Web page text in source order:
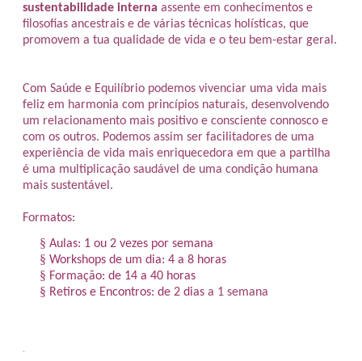
sustentabilidade interna assente em conhecimentos e
filosofias ancestrais e de várias técnicas holísticas, que
promovem a tua qualidade de vida e o teu bem-estar geral.
Com Saúde e Equilíbrio podemos vivenciar uma vida mais
feliz em harmonia com princípios naturais, desenvolvendo
um relacionamento mais positivo e consciente connosco e
com os outros. Podemos assim ser facilitadores de uma
experiência de vida mais enriquecedora em que a partilha
é uma multiplicação saudável de uma condição humana
mais sustentável.
Formatos:
§ Aulas: 1 ou 2 vezes por semana
§ Workshops de um dia: 4 a 8 horas
§ Formação: de 14 a 40 horas
§ Retiros e Encontros: de 2 dias a 1 semana